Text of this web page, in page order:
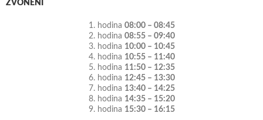
ZVONĚNÍ
1. hodina 08:00 – 08:45
2. hodina 08:55 – 09:40
3. hodina 10:00 – 10:45
4. hodina 10:55 – 11:40
5. hodina 11:50 – 12:35
6. hodina 12:45 – 13:30
7. hodina 13:40 – 14:25
8. hodina 14:35 – 15:20
9. hodina 15:30 – 16:15